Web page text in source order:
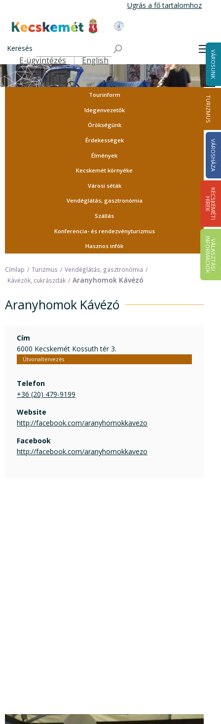
tartalomra
Ugrás a fő tartalomhoz
Kecskemét Város Honlapja
Keresés
Felső navigáció
E-ügyintézés English VÁROSUNK
TURIZMUS
VÁROSHÁZA
K
E
C
S
K
E
M
É
T
I
HÍ
R
E
K
V
Á
L
A
S
Z
T
Á
S
I
IN
F
O
R
M
Á
C
I
Ó
K
Tourinform
Idegenvezetők
Örökségünk
Érdekességek
Élmények
Kecskemét környéke
Városi séták
Vendéglátás, gasztronómia
Szállás
Konferencia- és rendezvényturizmus
Hasznos infók
Címlap Turizmus
Vendéglátás, gasztronómia
Kávézók, cukrászdák
Aranyhomok Kávézó
Aranyhomok Kávézó
Cím
6000 Kecskemét Kossuth tér 3.
Útvonaltervezés
Telefon
+36 (20) 479-9199
Website
http://facebook.com/aranyhomokkavezo
Facebook
http://facebook.com/aranyhomokkavezo